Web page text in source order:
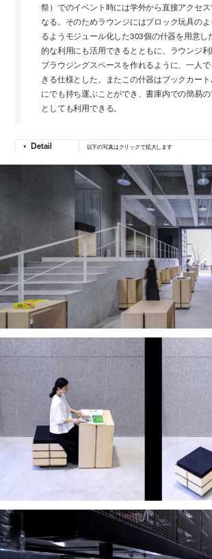
祭）でのイベント時には学外から直接アクセ
なる。そのためラウンジにはブロック玩具のよ
るようモジュール化した303個の什器を用意し
的な利用にも活用できるとともに、ラウンジ
ブラウジングスペースを作れるように、一人
きる仕様とした。またこの什器はブックカー
にでも持ち運ぶことができ、書庫内での簡易
としても利用できる。
以下の写真はクリックで拡大します